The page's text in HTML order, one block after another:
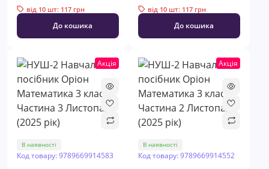
від 10 шт: 117 грн
До кошика
від 10 шт: 117 грн
До кошика
Акція
В наявності
Код товару: 9789669914583
Акція
В наявності
Код товару: 9789669914552